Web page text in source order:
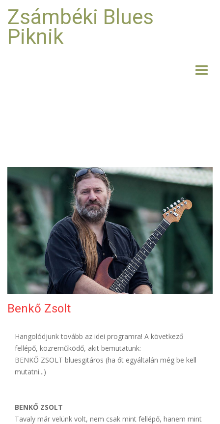
Zsámbéki Blues
Piknik
FOTO
RÓLUNK
ELÉRHETŐSÉG
Benkő Zsolt
Hangolódjunk tovább az idei programra! A következő
fellépő, közreműködő, akit bemutatunk:
BENKŐ ZSOLT bluesgitáros (ha őt egyáltalán még be kell
mutatni...)
BENKŐ ZSOLT
Tavaly már velünk volt, nem csak mint fellépő, hanem mint